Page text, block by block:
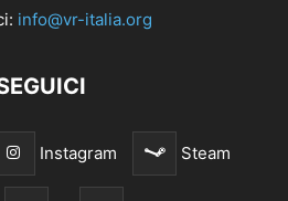
info@vr-italia.org
Instagram Steam